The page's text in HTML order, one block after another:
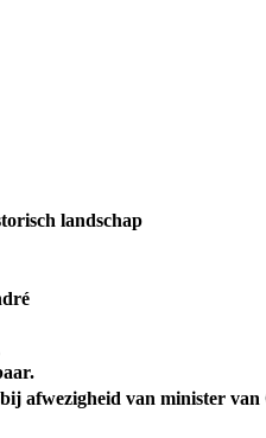
landschap
afwezigheid van minister